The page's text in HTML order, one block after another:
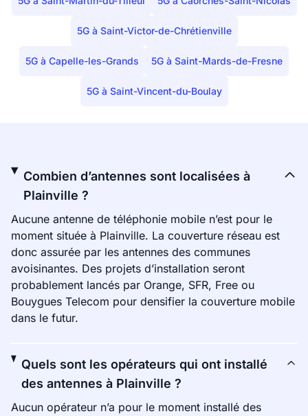
5G à Saint-Victor-de-Chrétienville
5G à Capelle-les-Grands 5G à Saint-Mards-de-Fresne
5G à Saint-Vincent-du-Boulay
Combien d’antennes sont localisées à
Plainville ?
Aucune antenne de téléphonie mobile n’est pour le
moment située à Plainville. La couverture réseau est
donc assurée par les antennes des communes
avoisinantes. Des projets d’installation seront
probablement lancés par Orange, SFR, Free ou
Bouygues Telecom pour densifier la couverture mobile
dans le futur.
Quels sont les opérateurs qui ont installé
des antennes à Plainville ?
Aucun opérateur n’a pour le moment installé des